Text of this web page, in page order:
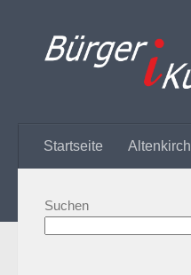
Startseite
Suchen